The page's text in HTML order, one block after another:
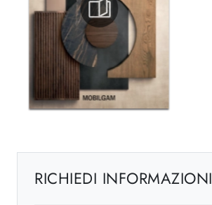
RICHIEDI INFORMAZIONI